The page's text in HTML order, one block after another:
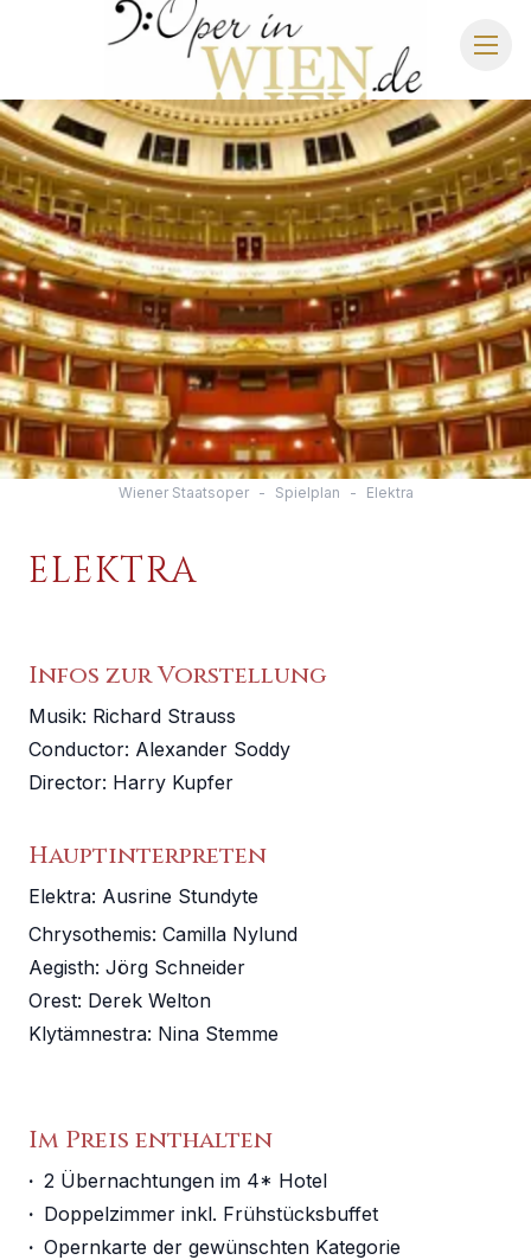
OPER IN WIEN
WIENER STAATSOPER
SCHLOSS SCHÖNBRUNN
IMPERIAL GALA DINNER
STRAUSS DINNER SHOW
SITZPLÄNE
Wiener Staatsoper - Spielplan - Elektra
ELEKTRA
Infos zur Vorstellung
Musik: Richard Strauss
Conductor: Alexander Soddy
Director: Harry Kupfer
Hauptinterpreten
Elektra: Ausrine Stundyte
Chrysothemis: Camilla Nylund
Aegisth: Jörg Schneider
Orest: Derek Welton
Klytämnestra: Nina Stemme
Im Preis enthalten
· 2 Übernachtungen im 4* Hotel
· Doppelzimmer inkl. Frühstücksbuffet
· Opernkarte der gewünschten Kategorie